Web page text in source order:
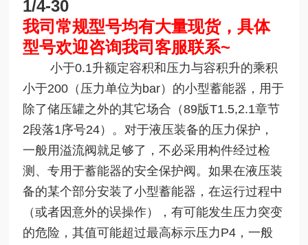
1/4-30
我司常规型号均有大量现货，具体
型号欢迎咨询我司客服联系~
小于0.1升额定容积和压力与容积升的乘积
小于200（压力单位为bar）的小型蓄能器，用于
除了储压罐之外的其它场合（89版T1.5,2.1章节
2段落1序号24）。对于液压装备的压力保护，
一般用溢流阀就足够了，不必采用构件经过检
测、专用于蓄能器的安全保护阀。如果在液压装
备的某个部分安装了小型蓄能器，在运行过程中
（或者因意外的误操作），有可能发生压力突变
的危险，其值可能超过最高标示压力P4，一般